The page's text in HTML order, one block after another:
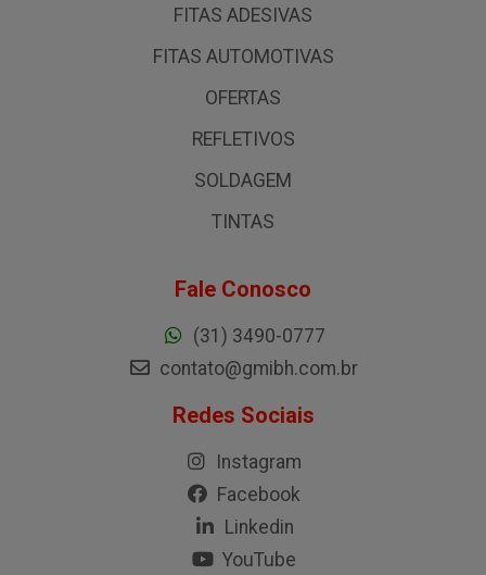
FITAS ADESIVAS
FITAS AUTOMOTIVAS
OFERTAS
REFLETIVOS
SOLDAGEM
TINTAS
Fale Conosco
(31) 3490-0777
contato@gmibh.com.br
Redes Sociais
Instagram
Facebook
Linkedin
YouTube